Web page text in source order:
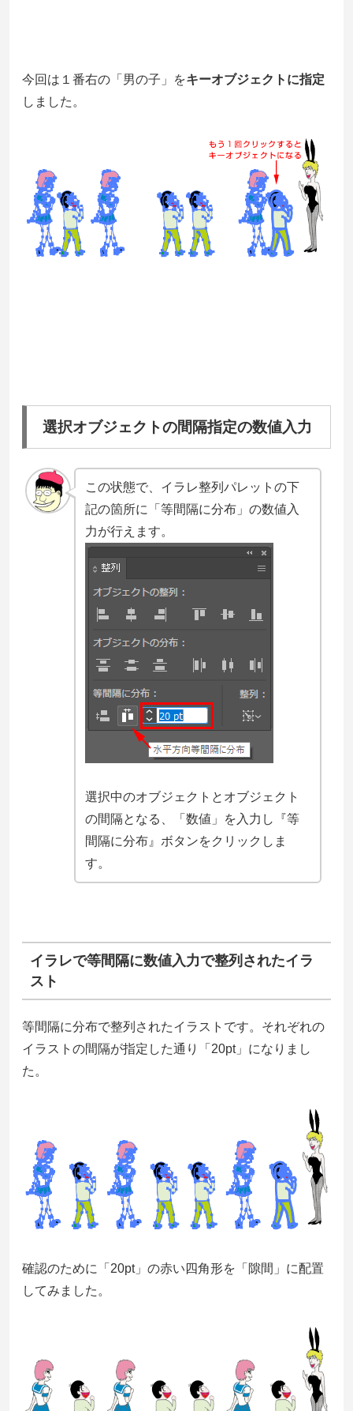
今回は１番右の「男の子」をキーオブジェクトに指定
しました。
選択オブジェクトの間隔指定の数値入力
この状態で、イラレ整列パレットの下
記の箇所に「等間隔に分布」の数値入
力が行えます。
選択中のオブジェクトとオブジェクト
の間隔となる、
「数値」を入力し『等
間隔に分布』ボタンをクリックしま
す。
イラレで等間隔に数値入力で整列されたイラ
スト
等間隔に分布で整列されたイラストです。それぞれの
イラストの間隔が指定した通り「20pt」になりまし
た。
確認のために「20pt」の赤い四角形を「隙間」に配置
してみました。